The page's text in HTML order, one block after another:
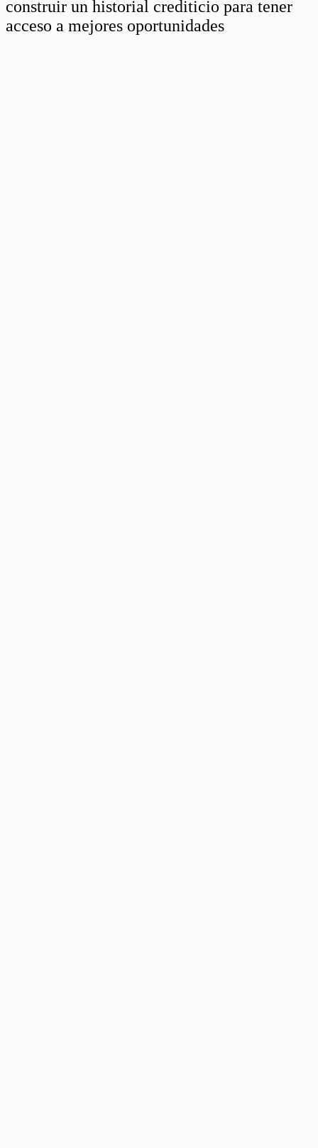
construir un historial crediticio para tener
acceso a mejores oportunidades